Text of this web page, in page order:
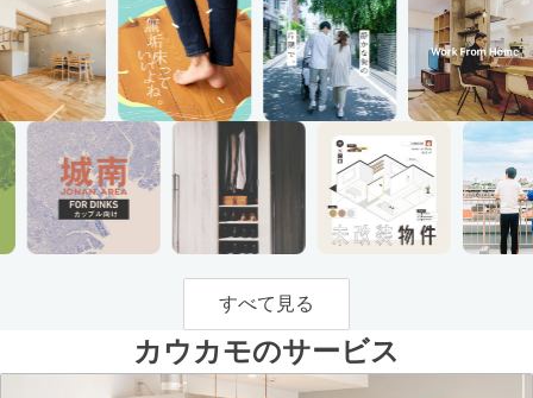
すべて見る
カウカモのサービス